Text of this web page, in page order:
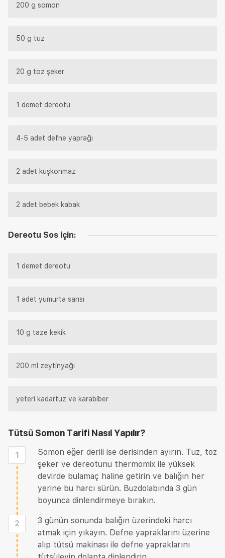
200 g somon
50 g tuz
20 g toz şeker
1 demet dereotu
4-5 adet defne yaprağı
2 adet kuşkonmaz
2 adet bebek kabak
Dereotu Sos için:
1 demet dereotu
1 adet yumurta sarısı
10 g taze kekik
200 ml zeytinyağı
yeteri kadartuz ve karabiber
Tütsü Somon Tarifi Nasıl Yapılır?
1
Somon eğer derili ise derisinden ayırın. Tuz, toz
şeker ve dereotunu thermomix ile yüksek
devirde bulamaç haline getirin ve balığın her
yerine bu harcı sürün. Buzdolabında 3 gün
boyunca dinlendirmeye bırakın.
2
3 günün sonunda balığın üzerindeki harcı
atmak için yıkayın. Defne yapraklarını üzerine
alıp tütsü makinası ile defne yapraklarını